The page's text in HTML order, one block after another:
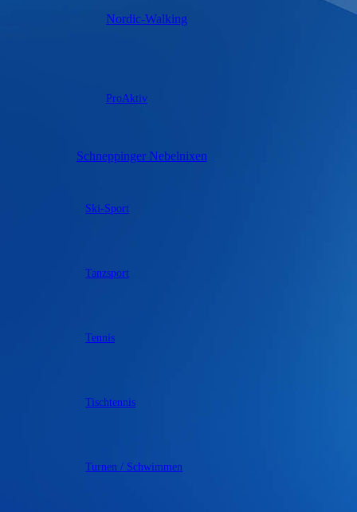
Nordic-Walking
ProAktiv
Schneppinger Nebelnixen
Ski-Sport
Tanzsport
Tennis
Tischtennis
Turnen / Schwimmen